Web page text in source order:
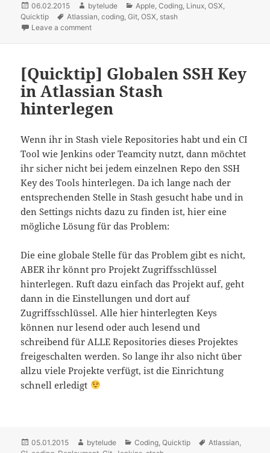
Posted
on
06.02.2015 Author
bytelude Categories
Apple ,Coding Linux ,OSX
Quicktip
Tags
Atlassian ,coding ,Git ,OSX stash
Leave a comment
[Quicktip] Globalen SSH Key
in Atlassian Stash
hinterlegen
Wenn ihr in Stash viele Repositories habt und ein CI
Tool wie Jenkins oder Teamcity nutzt, dann möchtet
ihr sicher nicht bei jedem einzelnen Repo den SSH
Key des Tools hinterlegen. Da ich lange nach der
entsprechenden Stelle in Stash gesucht habe und in
den Settings nichts dazu zu finden ist, hier eine
mögliche Lösung für das Problem:
Die eine globale Stelle für das Problem gibt es nicht,
ABER ihr könnt pro Projekt Zugriffsschlüssel
hinterlegen. Ruft dazu einfach das Projekt auf, geht
dann in die Einstellungen und dort auf
Zugriffsschlüssel. Alle hier hinterlegten Keys
können nur lesend oder auch lesend und
schreibend für ALLE Repositories dieses Projektes
freigeschalten werden. So lange ihr also nicht über
allzu viele Projekte verfügt, ist die Einrichtung
schnell erledigt
Posted
05.01.2015 Author
bytelude Categories
Coding,Quicktip Tags
Atlassian,